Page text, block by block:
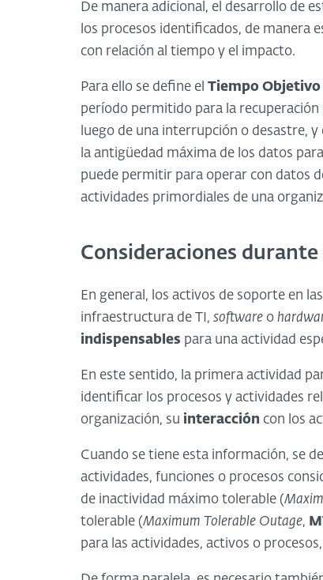
De manera adicional, el desarrollo de
los procesos identificados, de manera
con relación al tiempo y el impacto.
Para ello se define el Tiempo Objetivo
período permitido para la
luego de una interrupción o desastre, y
la antigüedad máxima de los datos
puede permitir para operar con datos
actividades primordiales de una
Consideraciones
En general, los activos de soporte en
infraestructura de TI, software o
indispensables para una actividad
En este sentido, la primera actividad
identificar los procesos y actividades
organización, su interacción con los
Cuando se tiene esta información, se
actividades, funciones o procesos
de inactividad máximo tolerable (
tolerable (Maximum Tolerable Outage,
para las actividades, activos o